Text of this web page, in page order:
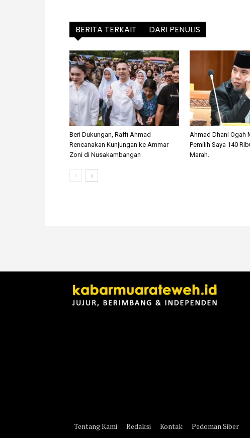
BERITA TERKAIT DARI PENULIS
Beri Dukungan, Raffi Ahmad
Rencanakan Kunjungan ke Ammar
Zoni di Nusakambangan
Ahmad Dhani Ogah
Pemilih Saya 140
Marah.
Tentang Kami Redaksi Kontak Pedoman Siber